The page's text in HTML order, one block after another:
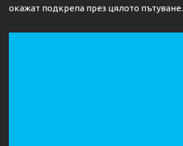
окажат подкрепа през цялото пътуване.